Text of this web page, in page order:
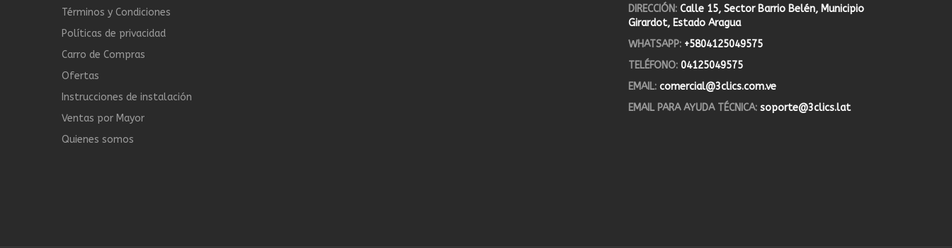
Términos y Condiciones
Políticas de privacidad
Carro de Compras
Ofertas
Instrucciones de instalación
Ventas por Mayor
Quienes somos
DIRECCIÓN: Calle 15, Sector Barrio Belén, Municipio
Girardot, Estado Aragua
WHATSAPP: +5804125049575
TELÉFONO: 04125049575
EMAIL: comercial@3clics.com.ve
EMAIL PARA AYUDA TÉCNICA: soporte@3clics.lat